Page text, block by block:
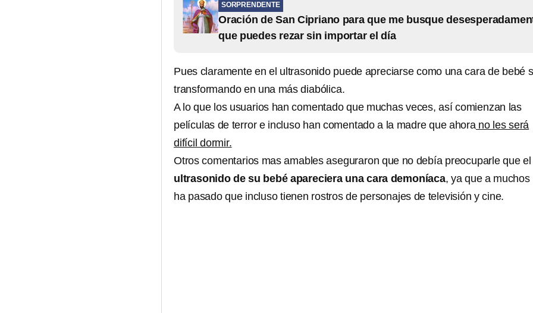
SORPRENDENTE
Oración de San Cipriano para que me busque
que puedes rezar sin importar el día
Pues claramente en el ultrasonido puede apreciarse como una cara de bebé
transformando en una más diabólica.
A lo que los usuarios han comentado que muchas veces, así comienzan las
películas de terror e incluso han comentado a la madre que ahorano les será
difícil dormir.
Otros comentarios mas amables aseguraron que no debía preocuparle que el
ultrasonido de su bebé apareciera una cara demoníaca, ya que a muchos
ha pasado que incluso tienen rostros de personajes de televisión y cine.